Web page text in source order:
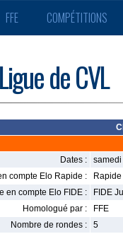
FFE COMPÉTITIONS
de CVL
Dates :
compte Elo Rapide :
en compte Elo FIDE :
FIDE
Homologué par :
FFE
Nombre de rondes :
5